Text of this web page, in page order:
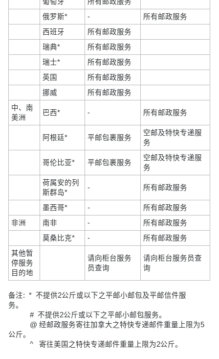
俄罗斯*
-
所有邮政服务
西班牙
所有邮政服务
瑞典*
所有邮政服务
瑞士*
所有邮政服务
英国
所有邮政服务
挪威
所有邮政服务
中、南
美洲
巴西* - 所有邮政服务
阿根廷* 平邮包裹服务
空邮及特快专递服
务
哥伦比亚* 平邮包裹服务
空邮及特快专递服
务
荷属安的列
斯群岛*
- 所有邮政服务
墨西哥* -
所有邮政服务
非洲
南非 -
所有邮政服务
莫桑比克*
-
所有邮政服务
其他暂
停服务
目的地
请向柜台服务
员查询
请向柜台服务员查
询
备注: * 不提供2公斤或以下之平邮小邮包及平邮信件服
务。
# 不提供2公斤或以下之平邮小邮包服务。
@ 经邮政服务寄往加拿大之特快专递邮件重量上限为5
公斤。
^ 寄往美国之特快专递邮件重量上限为2公斤。